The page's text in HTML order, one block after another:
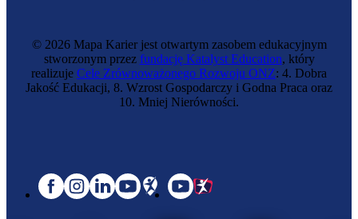
© 2026 Mapa Karier jest otwartym zasobem edukacyjnym
stworzonym przez fundację Katalyst Education, który
realizuje Cele Zrównoważonego Rozwoju ONZ: 4. Dobra
Jakość Edukacji, 8. Wzrost Gospodarczy i Godna Praca oraz
10. Mniej Nierówności.